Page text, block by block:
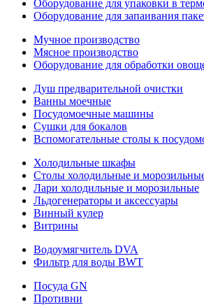
Оборудование для упаковки в
Оборудование для запаивания
Мучное производство
Мясное производство
Оборудование для обработки
Душ предварительной очистки
Ванны моечные
Посудомоечные машины
Сушки для бокалов
Вспомогательные столы к
Холодильные шкафы
Столы холодильные и
Лари холодильные и морозильные
Льдогенераторы и аксессуары
Винный кулер
Витрины
Водоумягчитель DVA
Фильтр для воды BWT
Посуда GN
Противни